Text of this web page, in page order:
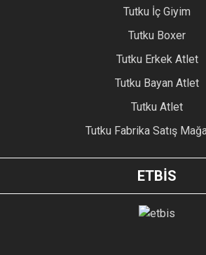
Tutku İç Giyim
Tutku Boxer
Tutku Erkek Atlet
Tutku Bayan Atlet
Tutku Atlet
Tutku Fabrika Satış
ETBİS